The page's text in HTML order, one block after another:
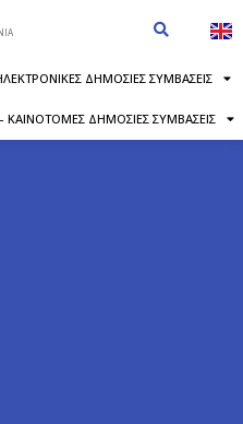
ΔΗΜΟΣΙΕΣ ΣΥΜΒΑΣΕΙΣ
ΚΑΙΝΟΤΟΜΕΣ ΔΗΜΟΣΙΕΣ ΣΥΜΒΑΣΕΙΣ